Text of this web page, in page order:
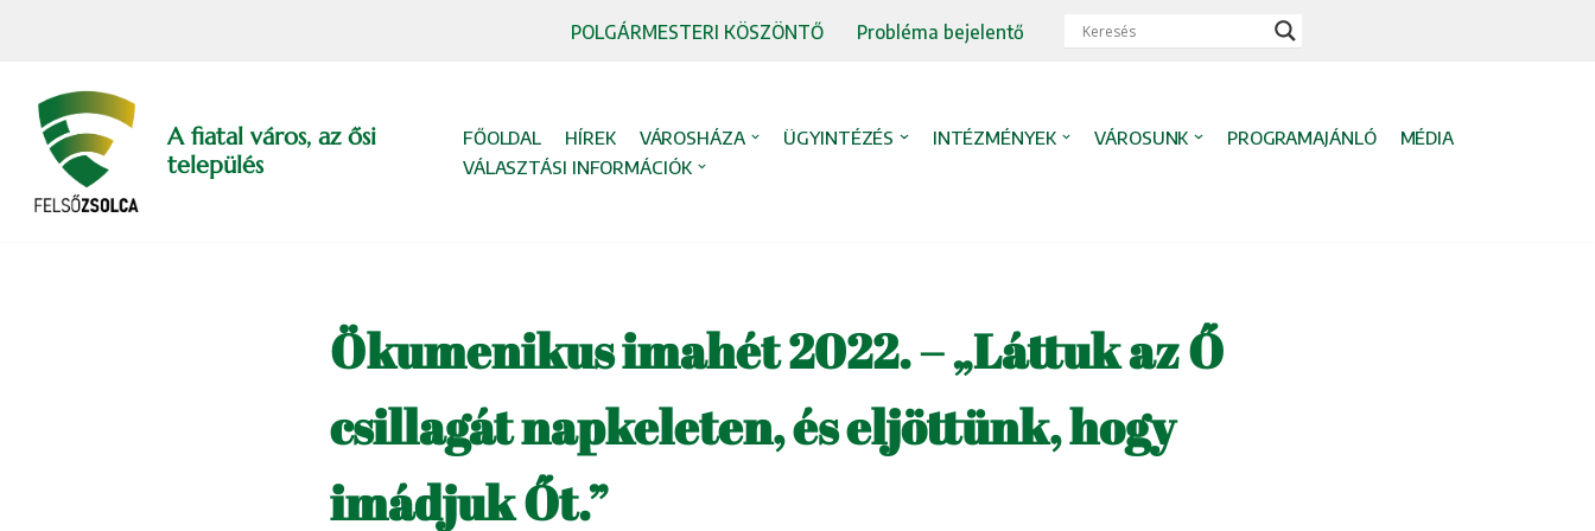
content
POLGÁRMESTERI KÖSZÖNTŐ Probléma bejelentő
A fiatal város, az ősi
település
FŐOLDAL HÍREK VÁROSHÁZA ÜGYINTÉZÉS INTÉZMÉNYEK VÁROSUNK PROGRAMAJÁNLÓ
MÉDIA
VÁLASZTÁSI INFORMÁCIÓK
Ökumenikus imahét 2022. – „Láttuk az Ő
csillagát napkeleten, és eljöttünk, hogy
imádjuk Őt.”